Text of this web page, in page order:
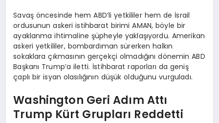
Savaş öncesinde hem ABD’li yetkililer hem de İsrail
ordusunun askeri istihbarat birimi AMAN, böyle bir
ayaklanma ihtimaline şüpheyle yaklaşıyordu. Amerikan
askeri yetkililer, bombardıman sürerken halkın
sokaklara çıkmasının gerçekçi olmadığını dönemin ABD
Başkanı Trump’a iletti. İstihbarat raporları da geniş
çaplı bir isyan olasılığının düşük olduğunu vurguladı.
Washington Geri Adım Attı
Trump Kürt Grupları Reddetti